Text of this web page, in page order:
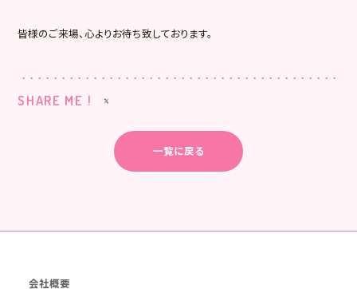
皆様のご来場、心よりお待ち致しております。
SHARE ME !
一覧に戻る
会社概要